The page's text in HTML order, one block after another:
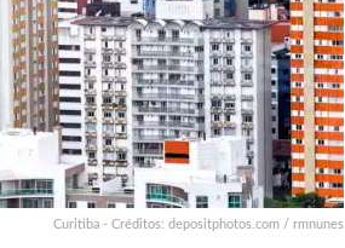
Curitiba - Créditos: depositphotos.com / rmnunes